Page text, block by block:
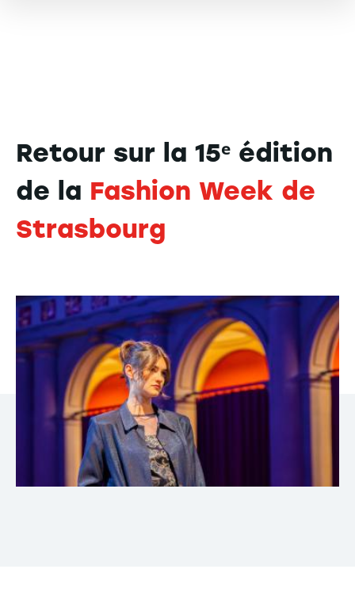
Retour sur la 15ᵉ édition
de la Fashion Week de
Strasbourg